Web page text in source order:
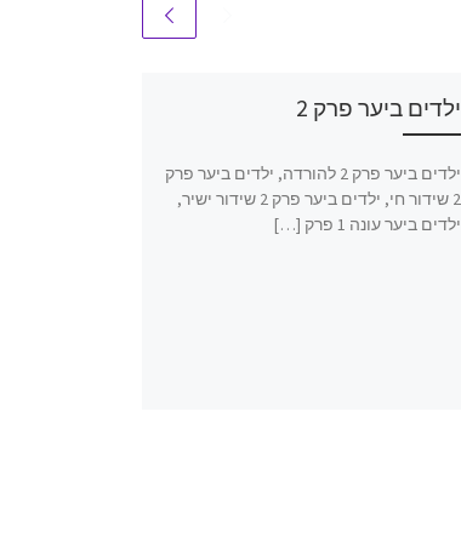
ילדים ביער פרק 2
ילדים ביער פרק 2 להורדה, ילדים ביער פרק
2 שידור חי, ילדים ביער פרק 2 שידור ישיר,
ילדים ביער עונה 1 פרק […]